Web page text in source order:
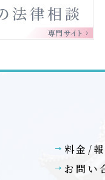
料金/
お問い